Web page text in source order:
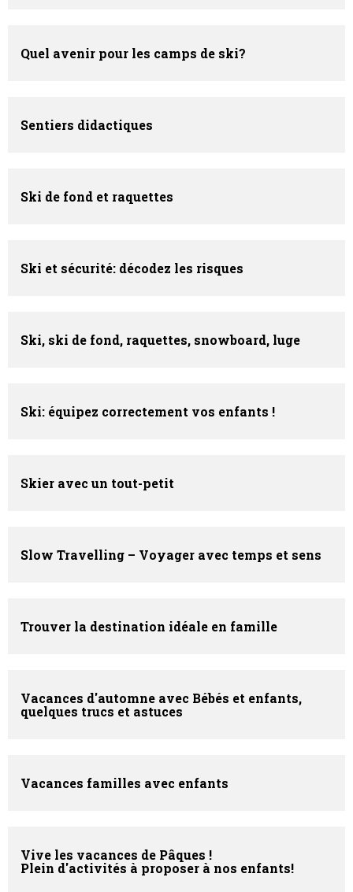
Quel avenir pour les camps de ski?
Sentiers didactiques
Ski de fond et raquettes
Ski et sécurité: décodez les risques
Ski, ski de fond, raquettes, snowboard, luge
Ski: équipez correctement vos enfants !
Skier avec un tout-petit
Slow Travelling – Voyager avec temps et sens
Trouver la destination idéale en famille
Vacances d'automne avec Bébés et enfants,
quelques trucs et astuces
Vacances familles avec enfants
Vive les vacances de Pâques !
Plein d'activités à proposer à nos enfants!